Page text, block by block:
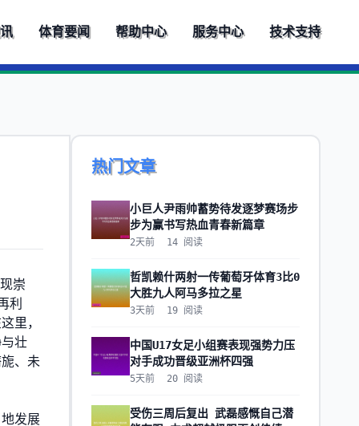
体育要闻 帮助中心 服务中心 技术支持
崇
利
里，
壮
、未
发展
热门文章
小巨人尹雨帅蓄势待发逐梦赛场步
步为赢书写热血青春新篇章
2天前 14 阅读
哲凯赖什两射一传葡萄牙体育3比0
大胜九人阿马多拉之星
3天前 19 阅读
中国U17女足小组赛表现强势力压
对手成功晋级亚洲杯四强
5天前 20 阅读
受伤三周后复出 武磊感慨自己潜